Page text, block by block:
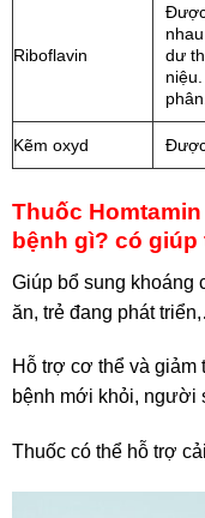
Riboflavin
dư
phân.
Kẽm oxyd
Thuốc
bệnh gì? có
Giúp bổ sung khoáng
ăn, trẻ đang phát
Hỗ trợ cơ thể và
bệnh mới khỏi, người
Thuốc có thể hỗ trợ